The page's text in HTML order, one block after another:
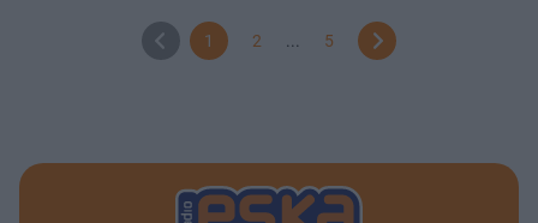
1 2 5